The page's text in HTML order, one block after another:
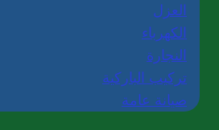
العزل
الكهرباء
النجارة
تركيب الباركية
صيانة عامة